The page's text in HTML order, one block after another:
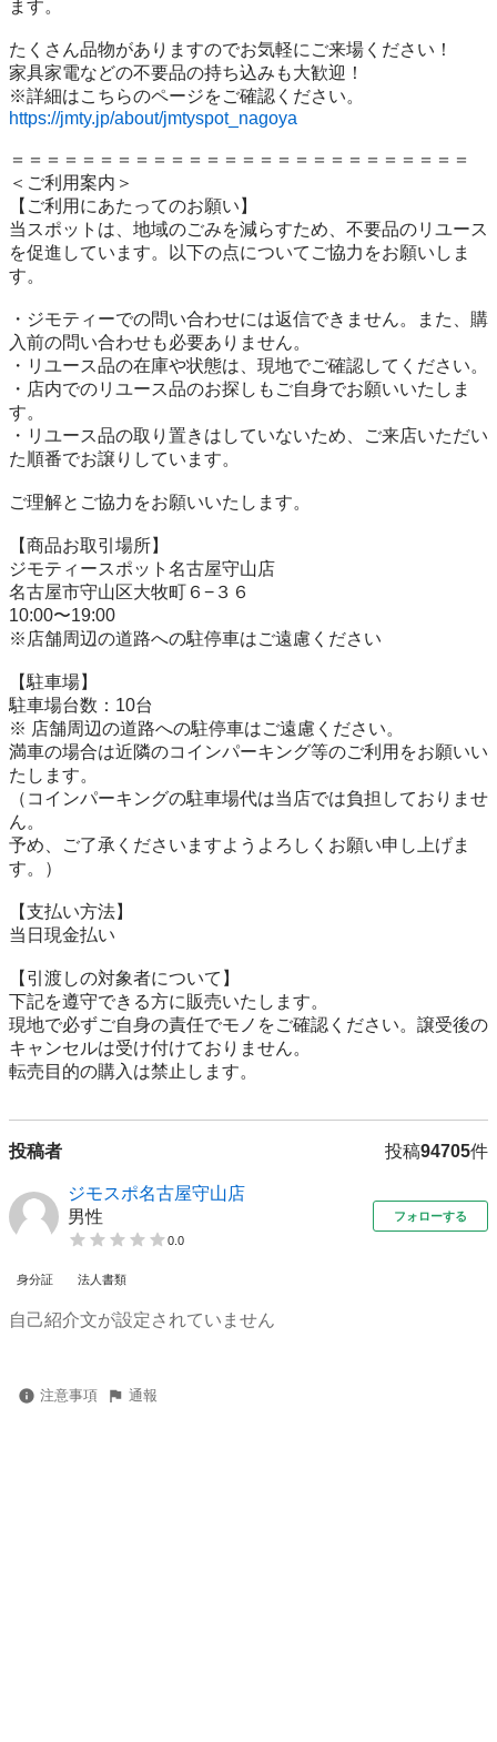
ます。
たくさん品物がありますのでお気軽にご来場ください！
家具家電などの不要品の持ち込みも大歓迎！
https://jmty.jp/about/jmtyspot_nagoya
＝＝＝＝＝＝＝＝＝＝＝＝＝＝＝＝＝＝＝＝＝＝＝＝＝＝
＜ご利用案内＞
【ご利用にあたってのお願い】
当スポットは、地域のごみを減らすため、不要品のリユース
を促進しています。以下の点についてご協力をお願いしま
す。
・ジモティーでの問い合わせには返信できません。また、購
入前の問い合わせも必要ありません。
・リユース品の在庫や状態は、現地でご確認してください。
・店内でのリユース品のお探しもご自身でお願いいたしま
す。
・リユース品の取り置きはしていないため、ご来店いただい
た順番でお譲りしています。
ご理解とご協力をお願いいたします。
【商品お取引場所】
ジモティースポット名古屋守山店
名古屋市守山区大牧町６−３６
10:00〜19:00
※店舗周辺の道路への駐停車はご遠慮ください
【駐⾞場】
駐車場台数：10台
※ 店舗周辺の道路への駐停車はご遠慮ください。
満車の場合は近隣のコインパーキング等のご利用をお願いい
たします。
（コインパーキングの駐車場代は当店では負担しておりませ
ん。
予め、ご了承くださいますようよろしくお願い申し上げま
す。）
【⽀払い⽅法】
当日現金払い
【引渡しの対象者について】
下記を遵守できる⽅に販売いたします。
現地で必ずご⾃⾝の責任でモノをご確認ください。譲受後の
キャンセルは受け付けておりません。
転売⽬的の購⼊は禁⽌します。
投稿者 投稿94705件
ジモスポ名古屋守山店
男性
0.0
フォローする
身分証 法人書類
自己紹介文が設定されていません
注意事項 通報